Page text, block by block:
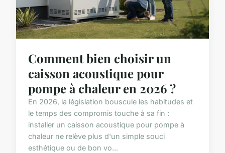
Comment bien choisir un
caisson acoustique pour
pompe à chaleur en 2026 ?
En 2026, la législation bouscule les habitudes et
le temps des compromis touche à sa fin :
installer un caisson acoustique pour pompe à
chaleur ne relève plus d'un simple souci
esthétique ou de bon vo...